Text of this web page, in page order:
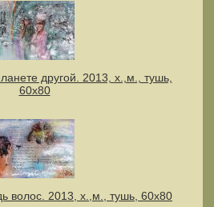
другой. 2013, х.,м., тушь,
60х80
волос. 2013, х.,м., тушь, 60х80